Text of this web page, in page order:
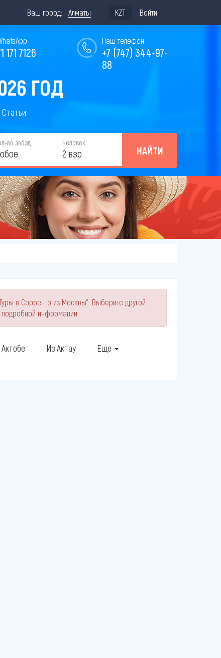
Ваш город: Алматы KZT Войти
Наш телефон:
+7 (747) 344-97-
88
171 7126
ГОД
Статьи
во звёзд: Человек:
2 взр НАЙТИ
в Сорренто из Москвы". Выберите другой
подробной информации.
Из Актау Еще